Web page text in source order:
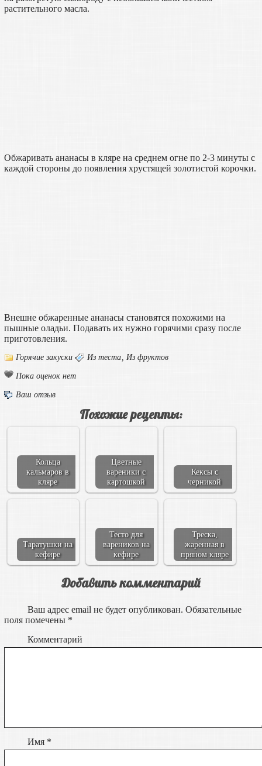
растительного масла.
Обжаривать ананасы в кляре на среднем огне по 2-3 минуты с
каждой стороны до появления хрустящей золотистой корочки.
Внешне обжаренные ананасы становятся похожими на
пышные оладьи. Подавать их нужно горячими сразу после
приготовления.
Горячие закуски Из теста Из фруктов
Пока оценок нет
Ваш отзыв
Похожие рецепты:
Кольца
кальмаров в
кляре
Цветные
вареники с
картошкой
Кексы с
черникой
Таратушки на
кефире
Тесто для
вареников на
кефире
Треска,
жаренная в
пряном кляре
Добавить комментарий
Ваш адрес email не будет опубликован. Обязательные
поля помечены *
Комментарий
Имя *